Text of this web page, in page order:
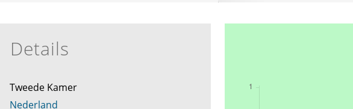
Details
Tweede Kamer
Nederland